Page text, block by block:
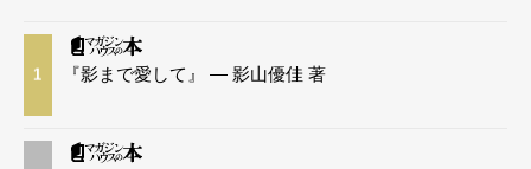
1 『影まで愛して』 — 影山優佳 著